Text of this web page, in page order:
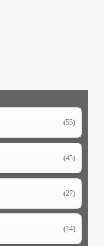
(55)
(45)
(27)
(14)